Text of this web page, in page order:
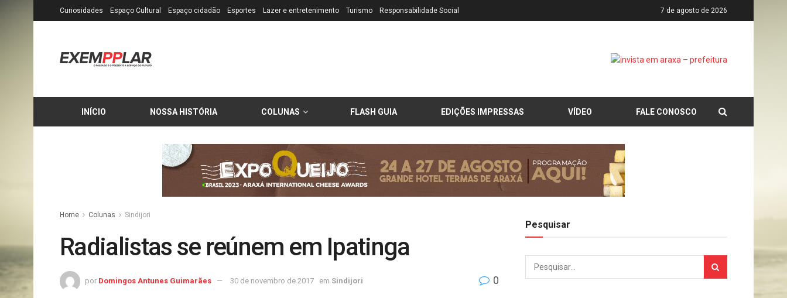
Curiosidades Espaço Cultural Espaço cidadão Esportes Lazer e entretenimento Turismo Responsabilidade Social 7 de agosto de 2026
INÍCIO NOSSA HISTÓRIA COLUNAS FLASH GUIA EDIÇÕES IMPRESSAS VÍDEO FALE CONOSCO
Home Colunas Sindijori
Radialistas se reúnem em Ipatinga
por Domingos Antunes Guimarães 30 de novembro de 2017 em Sindijori 0
Pesquisar